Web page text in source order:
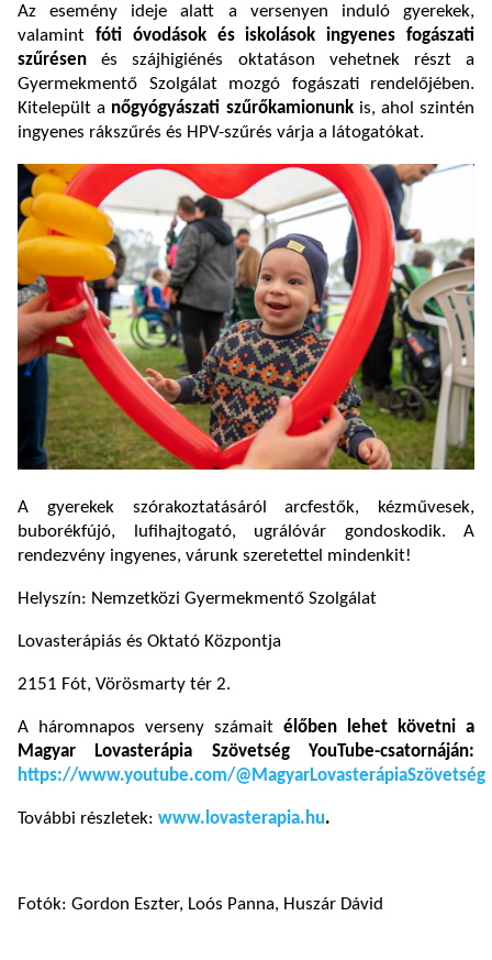
Az esemény ideje alatt a versenyen induló gyerekek,
valamint fóti óvodások és iskolások ingyenes fogászati
szűrésenés szájhigiénés oktatáson vehetnek részt a
Gyermekmentő Szolgálat mozgó fogászati rendelőjében.
Kitelepült a nőgyógyászati szűrőkamionunkis, ahol szintén
ingyenes rákszűrés és HPV-szűrés várja a látogatókat.
A gyerekek szórakoztatásáról arcfestők, kézművesek,
buborékfújó, lufihajtogató, ugrálóvár gondoskodik. A
rendezvény ingyenes, várunk szeretettel mindenkit!
Helyszín: Nemzetközi Gyermekmentő Szolgálat
Lovasterápiás és Oktató Központja
2151 Fót, Vörösmarty tér 2.
A háromnapos verseny számait élőben lehet követni a
Magyar Lovasterápia Szövetség YouTube-csatornáján:
https://www.youtube.com/@MagyarLovasterápiaSzövetség
További részletek: www.lovasterapia.hu.
Fotók: Gordon Eszter, Loós Panna, Huszár Dávid